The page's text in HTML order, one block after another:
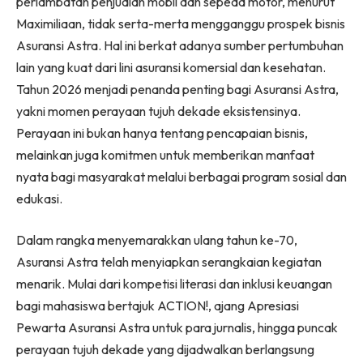
Maximiliaan, tidak serta-merta mengganggu prospek bisnis
Asuransi Astra. Hal ini berkat adanya sumber pertumbuhan
lain yang kuat dari lini asuransi komersial dan kesehatan.
Tahun 2026 menjadi penanda penting bagi Asuransi Astra,
yakni momen perayaan tujuh dekade eksistensinya.
Perayaan ini bukan hanya tentang pencapaian bisnis,
melainkan juga komitmen untuk memberikan manfaat
nyata bagi masyarakat melalui berbagai program sosial dan
edukasi.
Dalam rangka menyemarakkan ulang tahun ke-70,
Asuransi Astra telah menyiapkan serangkaian kegiatan
menarik. Mulai dari kompetisi literasi dan inklusi keuangan
bagi mahasiswa bertajuk ACTION!, ajang Apresiasi
Pewarta Asuransi Astra untuk para jurnalis, hingga puncak
perayaan tujuh dekade yang dijadwalkan berlangsung